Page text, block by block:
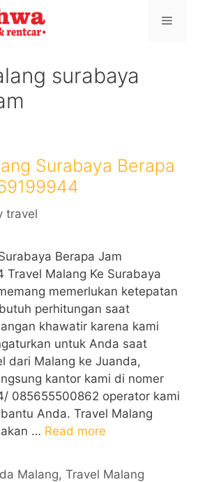
Menu
surabaya
Surabaya Berapa
travel
Berapa Jam
Malang Ke Surabaya
memerlukan ketepatan
perhitungan saat
khawatir karena kami
untuk Anda saat
dari Malang ke Juanda,
kantor kami di nomer
085655500862 operator kami
Anda. Travel Malang
… Read more
Malang,Travel Malang